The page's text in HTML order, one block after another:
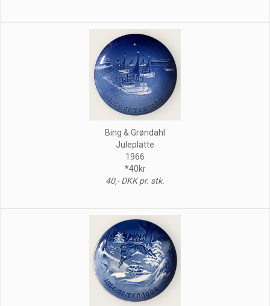
Bing & Grøndahl
Juleplatte
1966
*40kr
40,- DKK pr. stk.